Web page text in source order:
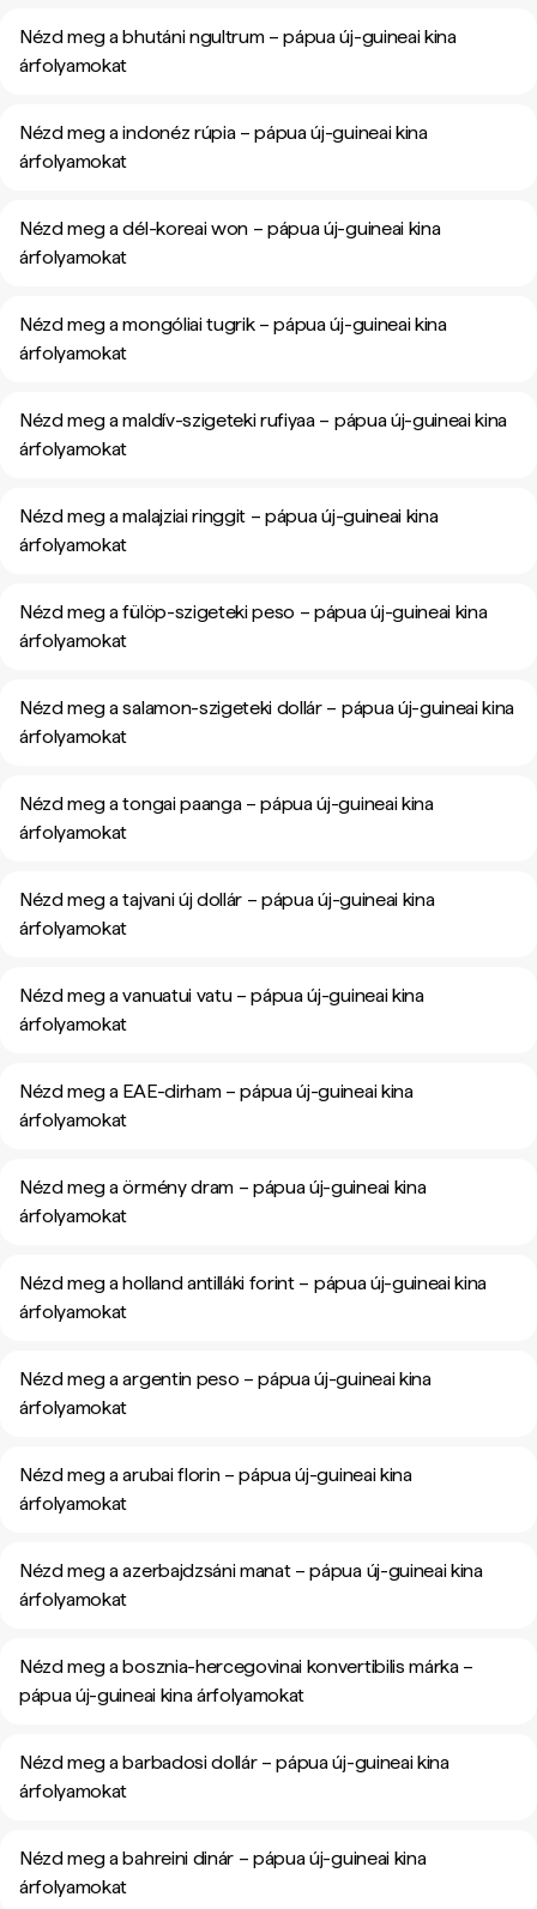
Nézd meg a bhutáni ngultrum – pápua új-guineai kina
árfolyamokat
Nézd meg a indonéz rúpia – pápua új-guineai kina
árfolyamokat
Nézd meg a dél-koreai won – pápua új-guineai kina
árfolyamokat
Nézd meg a mongóliai tugrik – pápua új-guineai kina
árfolyamokat
Nézd meg a maldív-szigeteki rufiyaa – pápua új-guineai kina
árfolyamokat
Nézd meg a malajziai ringgit – pápua új-guineai kina
árfolyamokat
Nézd meg a fülöp-szigeteki peso – pápua új-guineai kina
árfolyamokat
Nézd meg a salamon-szigeteki dollár – pápua új-guineai kina
árfolyamokat
Nézd meg a tongai paanga – pápua új-guineai kina
árfolyamokat
Nézd meg a tajvani új dollár – pápua új-guineai kina
árfolyamokat
Nézd meg a vanuatui vatu – pápua új-guineai kina
árfolyamokat
Nézd meg a EAE-dirham – pápua új-guineai kina
árfolyamokat
Nézd meg a örmény dram – pápua új-guineai kina
árfolyamokat
Nézd meg a holland antilláki forint – pápua új-guineai kina
árfolyamokat
Nézd meg a argentin peso – pápua új-guineai kina
árfolyamokat
Nézd meg a arubai florin – pápua új-guineai kina
árfolyamokat
Nézd meg a azerbajdzsáni manat – pápua új-guineai kina
árfolyamokat
Nézd meg a bosznia-hercegovinai konvertibilis márka –
pápua új-guineai kina árfolyamokat
Nézd meg a barbadosi dollár – pápua új-guineai kina
árfolyamokat
Nézd meg a bahreini dinár – pápua új-guineai kina
árfolyamokat